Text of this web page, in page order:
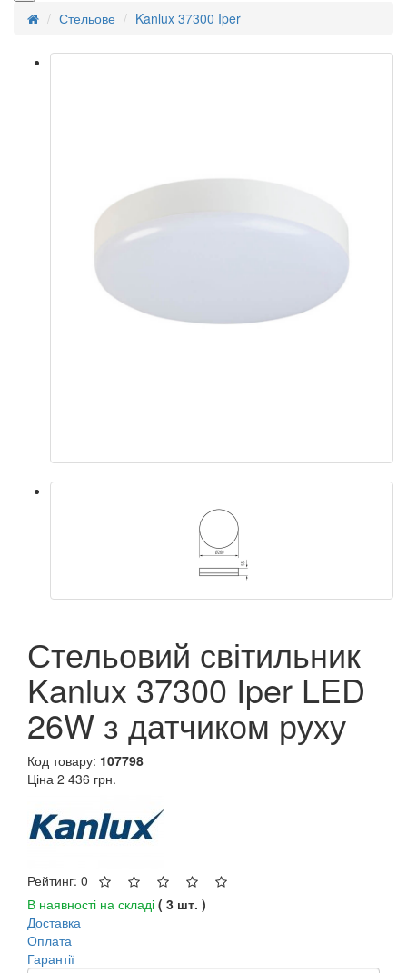
Стельове
Kanlux 37300 Iper
Стельовий світильник
Kanlux 37300 Iper LED
26W з датчиком руху
Код товару: 107798
Ціна 2 436 грн.
Рейтинг: 0
В наявності на складі ( 3 шт. )
Доставка
Оплата
Гарантії